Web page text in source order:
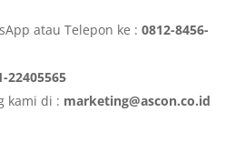
atau Telepon ke :0812-8456-
22405565
kami di : marketing@ascon.co.id